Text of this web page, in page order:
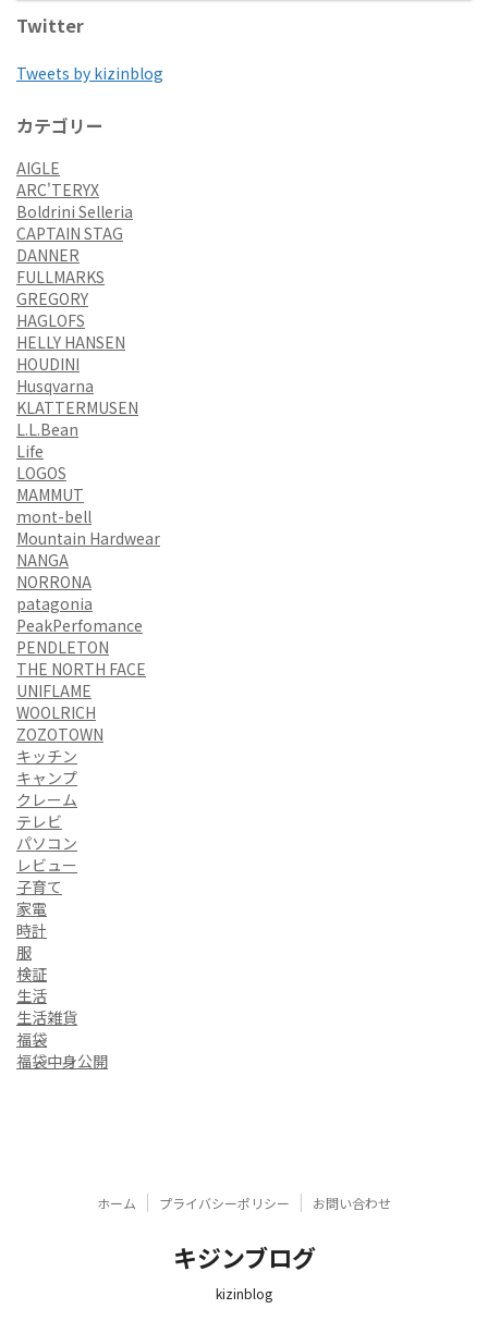
Twitter
Tweets by kizinblog
カテゴリー
AIGLE
ARC'TERYX
Boldrini Selleria
CAPTAIN STAG
DANNER
FULLMARKS
GREGORY
HAGLOFS
HELLY HANSEN
HOUDINI
Husqvarna
KLATTERMUSEN
L.L.Bean
Life
LOGOS
MAMMUT
mont-bell
Mountain Hardwear
NANGA
NORRONA
patagonia
PeakPerfomance
PENDLETON
THE NORTH FACE
UNIFLAME
WOOLRICH
ZOZOTOWN
キッチン
キャンプ
クレーム
テレビ
パソコン
レビュー
子育て
家電
時計
服
検証
生活
生活雑貨
福袋
福袋中身公開
ホーム プライバシーポリシー お問い合わせ
キジンブログ
kizinblog